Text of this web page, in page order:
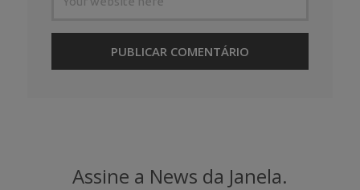
Assine a News da Janela.